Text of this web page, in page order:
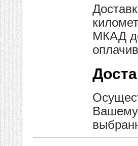
МКАД
Вашему